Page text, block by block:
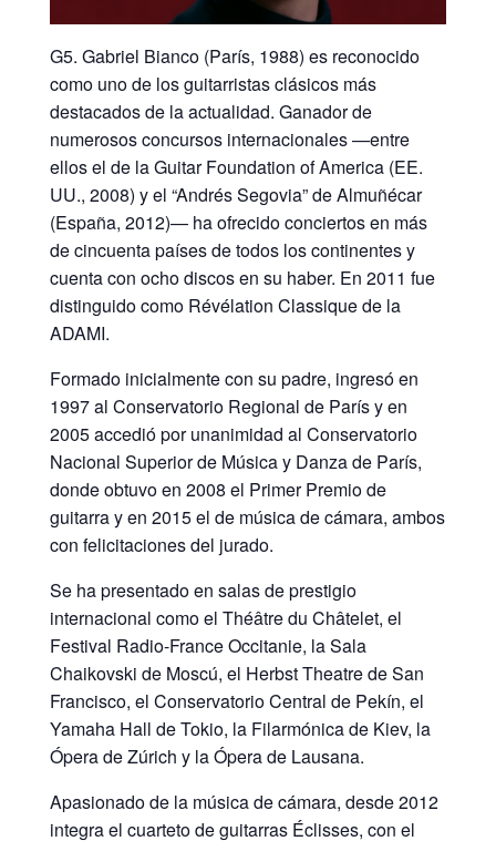
G5. Gabriel Bianco (París, 1988) es reconocido
como uno de los guitarristas clásicos más
destacados de la actualidad. Ganador de
numerosos concursos internacionales —entre
ellos el de la Guitar Foundation of America (EE.
UU., 2008) y el “Andrés Segovia” de Almuñécar
(España, 2012)— ha ofrecido conciertos en más
de cincuenta países de todos los continentes y
cuenta con ocho discos en su haber. En 2011 fue
distinguido como Révélation Classique de la
ADAMI.
Formado inicialmente con su padre, ingresó en
1997 al Conservatorio Regional de París y en
2005 accedió por unanimidad al Conservatorio
Nacional Superior de Música y Danza de París,
donde obtuvo en 2008 el Primer Premio de
guitarra y en 2015 el de música de cámara, ambos
con felicitaciones del jurado.
Se ha presentado en salas de prestigio
internacional como el Théâtre du Châtelet, el
Festival Radio-France Occitanie, la Sala
Chaikovski de Moscú, el Herbst Theatre de San
Francisco, el Conservatorio Central de Pekín, el
Yamaha Hall de Tokio, la Filarmónica de Kiev, la
Ópera de Zúrich y la Ópera de Lausana.
Apasionado de la música de cámara, desde 2012
integra el cuarteto de guitarras Éclisses, con el